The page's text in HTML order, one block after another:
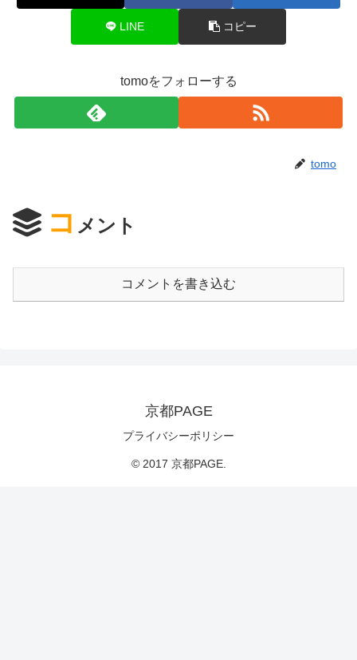
LINE コピー
tomoをフォローする
tomo
コ メント
コメントを書き込む
京都PAGE
プライバシーポリシー
© 2017 京都PAGE.